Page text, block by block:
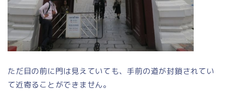
ただ目の前に門は見えていても、手前の道が封鎖されてい
て近寄ることができません。